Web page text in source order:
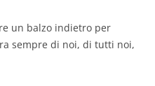
un balzo indietro per
sempre di noi, di tutti noi,